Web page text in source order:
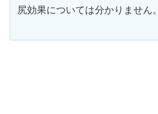
尻効果については分かりません。